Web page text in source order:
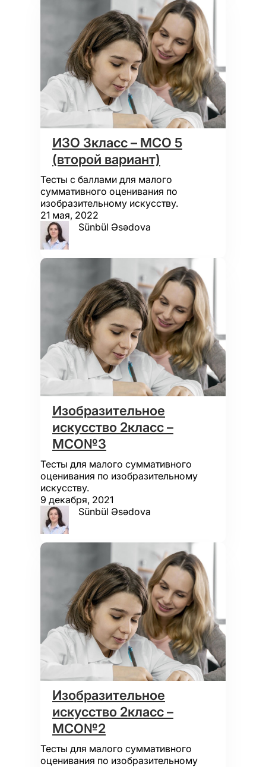
ИЗО 3класс – МСО 5
(второй вариант)
Тесты с баллами для малого
суммативного оценивания по
изобразительному искусству.
21 мая, 2022
Sünbül Əsədova
Изобразительное
искусство 2класс –
МСО№3
Тесты для малого суммативного
оценивания по изобразительному
искусству.
9 декабря, 2021
Sünbül Əsədova
Изобразительное
искусство 2класс –
МСО№2
Тесты для малого суммативного
оценивания по изобразительному